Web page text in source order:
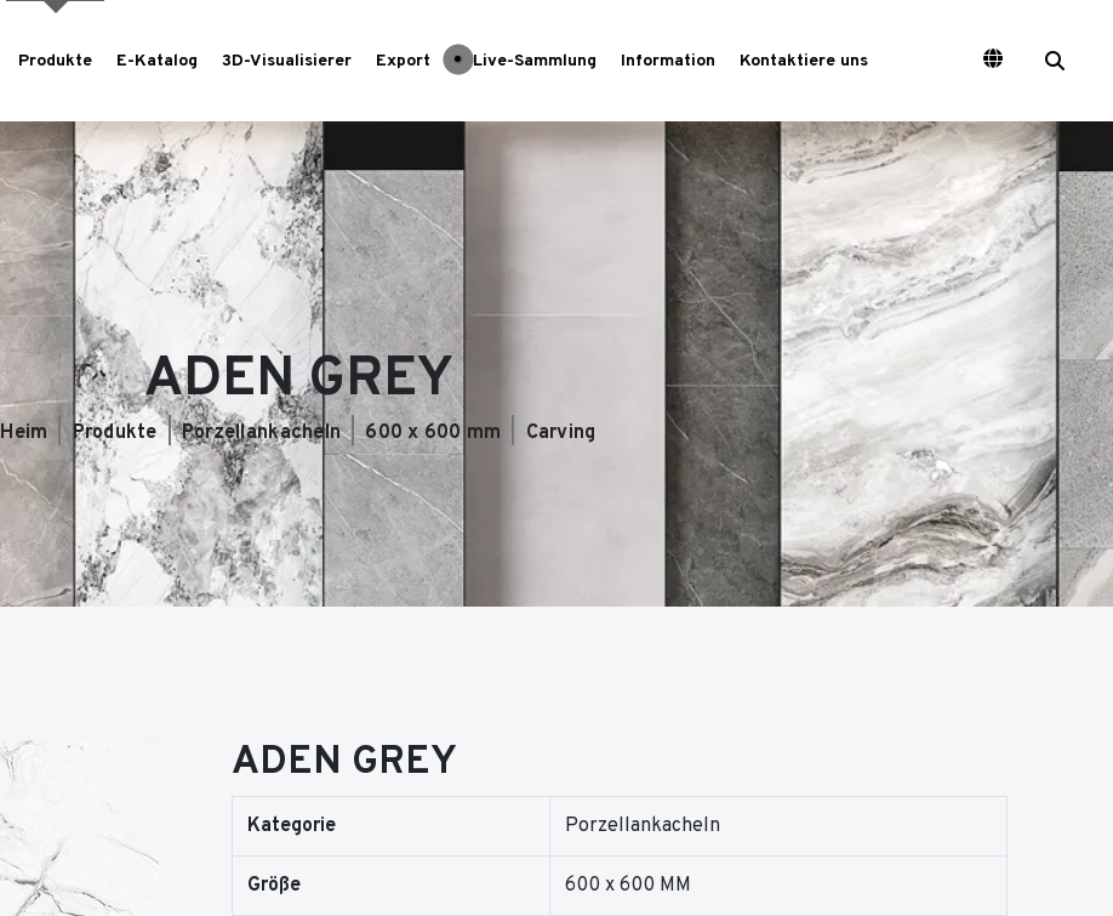
Produkte E-Katalog 3D-Visualisierer Export Live-Sammlung Information Kontaktiere uns
ADEN GREY
Heim Produkte Porzellankacheln 600 x 600 mm Carving
ADEN GREY
Kategorie Porzellankacheln
Größe 600 x 600 MM